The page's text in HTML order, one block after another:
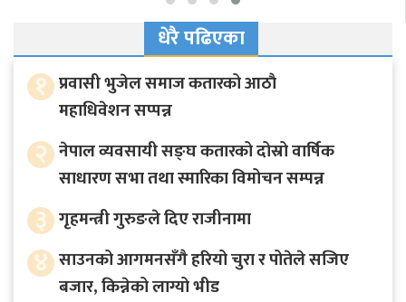
धेरै पढिएका
१ प्रवासी भुजेल समाज कतारको आठाै
महाधिवेशन सप्पन्न
२ नेपाल व्यवसायी सङ्घ कतारको दोस्रो वार्षिक
साधारण सभा तथा स्मारिका विमोचन सम्पन्न
३ गृहमन्त्री गुरुङले दिए राजीनामा
४ साउनको आगमनसँगै हरियो चुरा र पोतेले सजिए
बजार, किन्नेको लाग्यो भीड